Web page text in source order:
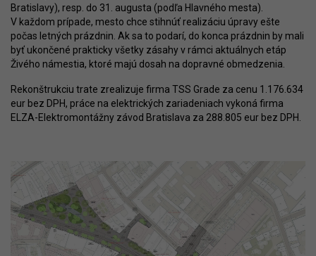
Bratislavy), resp. do 31. augusta (podľa Hlavného mesta).
V každom prípade, mesto chce stihnúť realizáciu úpravy ešte
počas letných prázdnin. Ak sa to podarí, do konca prázdnin by mali
byť ukončené prakticky všetky zásahy v rámci aktuálnych etáp
Živého námestia, ktoré majú dosah na dopravné obmedzenia.
Rekonštrukciu trate zrealizuje firma TSS Grade za cenu 1.176.634
eur bez DPH, práce na elektrických zariadeniach vykoná firma
ELZA-Elektromontážny závod Bratislava za 288.805 eur bez DPH.